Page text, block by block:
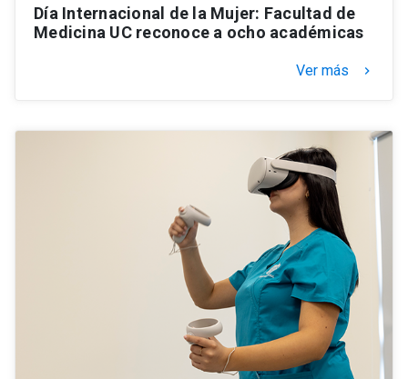
Día Internacional de la Mujer: Facultad de
Medicina UC reconoce a ocho académicas
Ver más keyboard_arrow_right